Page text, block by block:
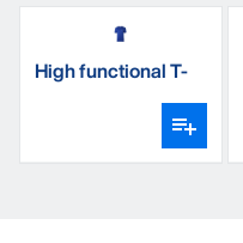
High functional T-